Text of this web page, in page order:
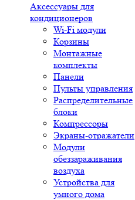
Аксессуары для
кондиционеров
Wi-Fi модули
Корзины
Монтажные
комплекты
Панели
Пульты управления
Распределительные
блоки
Компрессоры
Экраны-отражатели
Модули
обеззараживания
воздуха
Устройства для
умного дома